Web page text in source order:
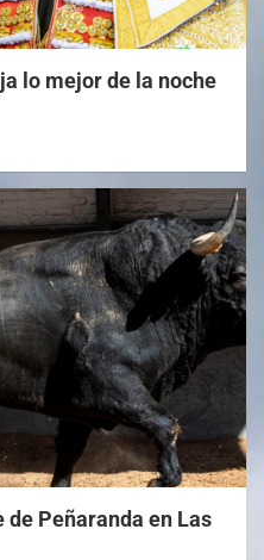
lo mejor de la noche
Peñaranda en Las